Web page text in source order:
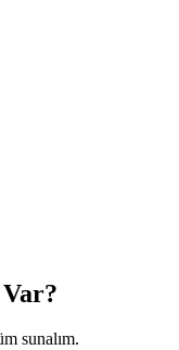
Var?
sunalım.